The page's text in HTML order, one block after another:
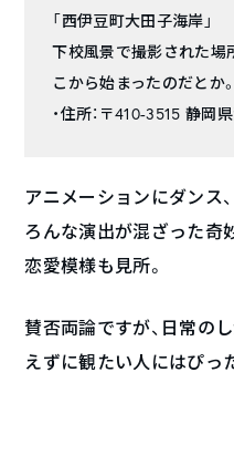
「西伊豆町大田子海岸」
下校風景で撮影された場
こから始まったのだとか。
・住所：〒410-3515 静岡
アニメーションにダンス
ろんな演出が混ざった奇
恋愛模様も見所。
賛否両論ですが、日常の
えずに観たい人にはぴっ